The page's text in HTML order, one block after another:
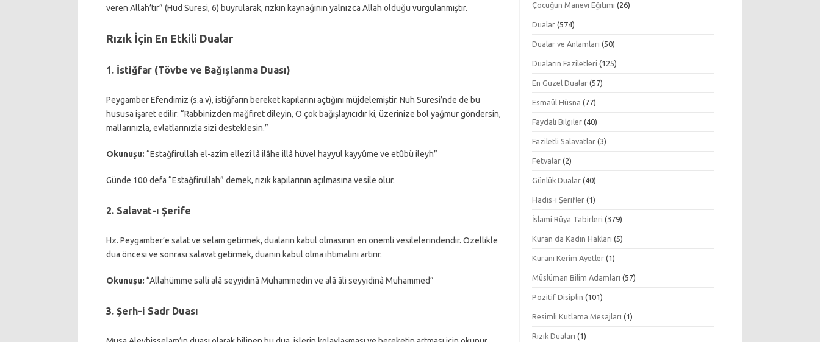
veren Allah’tır” (Hud Suresi, 6) buyrularak, rızkın kaynağının yalnızca Allah olduğu vurgulanmıştır.
Rızık İçin En Etkili Dualar
1. İstiğfar (Tövbe ve Bağışlanma Duası)
Peygamber Efendimiz (s.a.v), istiğfarın bereket kapılarını açtığını müjdelemiştir. Nuh Suresi’nde de bu
hususa işaret edilir: “Rabbinizden mağfiret dileyin, O çok bağışlayıcıdır ki, üzerinize bol yağmur göndersin,
mallarınızla, evlatlarınızla sizi desteklesin.”
Okunuşu: “Estağfirullah el-azîm ellezî lâ ilâhe illâ hüvel hayyul kayyûme ve etûbü ileyh”
Günde 100 defa “Estağfirullah” demek, rızık kapılarının açılmasına vesile olur.
2. Salavat-ı Şerife
Hz. Peygamber’e salat ve selam getirmek, duaların kabul olmasının en önemli vesilelerindendir. Özellikle
dua öncesi ve sonrası salavat getirmek, duanın kabul olma ihtimalini artırır.
Okunuşu: “Allahümme salli alâ seyyidinâ Muhammedin ve alâ âli seyyidinâ Muhammed”
3. Şerh-i Sadr Duası
Çocuğun Manevi Eğitimi (26)
Dualar (574)
Dualar ve Anlamları (50)
Duaların Faziletleri (125)
En Güzel Dualar (57)
Esmaül Hüsna (77)
Faydalı Bilgiler (40)
Faziletli Salavatlar (3)
Fetvalar (2)
Günlük Dualar (40)
Hadis-i Şerifler (1)
İslami Rüya Tabirleri (379)
Kuran da Kadın Hakları (5)
Kuranı Kerim Ayetler (1)
Müslüman Bilim Adamları (57)
Pozitif Disiplin (101)
Resimli Kutlama Mesajları (1)
Rızık Duaları (1)